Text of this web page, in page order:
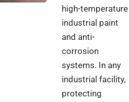
high-temperature
industrial paint
and anti-
corrosion
systems. In any
industrial facility,
protecting